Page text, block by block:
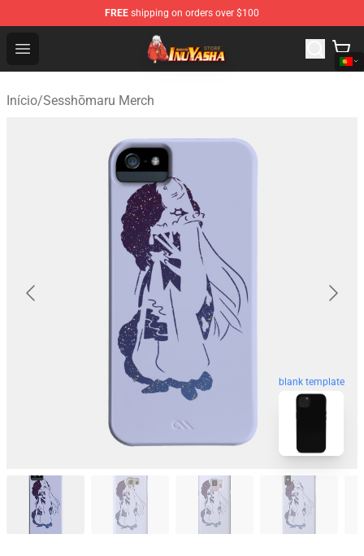
FREE shipping on orders over $100
Open menu
Inuyasha Store - Official Inuyasha Merchandise Shop
Início/Sesshōmaru Merch
blank template